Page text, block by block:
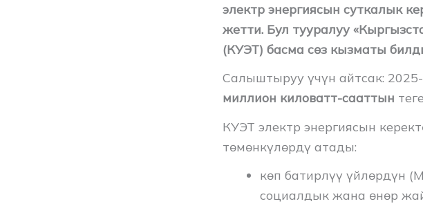
электр энергиясын суткалык
жетти. Бул тууралуу
(КУЭТ) басма сөз кызматы
Салыштыруу үчүн айтсак:
миллион киловатт-сааттын
КУЭТ электр энергиясын
төмөнкүлөрдү атады:
көп батирлүү үйлөрдүн
социалдык жана өнөр